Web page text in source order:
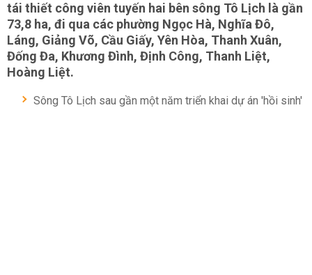
tái thiết công viên tuyến hai bên sông Tô Lịch là gần
73,8 ha, đi qua các phường Ngọc Hà, Nghĩa Đô,
Láng, Giảng Võ, Cầu Giấy, Yên Hòa, Thanh Xuân,
Đống Đa, Khương Đình, Định Công, Thanh Liệt,
Hoàng Liệt.
Sông Tô Lịch sau gần một năm triển khai dự án 'hồi sinh'